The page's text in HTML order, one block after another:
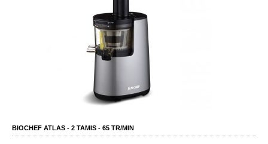
BIOCHEF ATLAS - 2 TAMIS - 65 TR/MIN